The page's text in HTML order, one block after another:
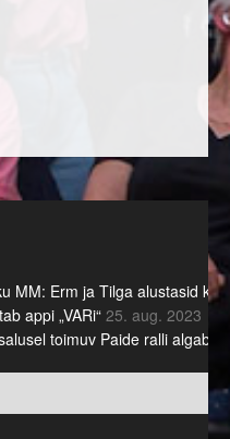
MM: Erm ja Tilga alustasid
appi „VARi“ 25. aug. 2023
toimuv Paide ralli algab